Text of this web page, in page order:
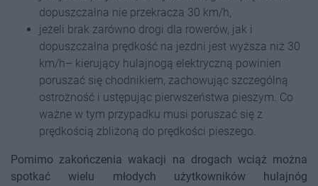
dopuszczalna nie przekracza 30 km/h,
jeżeli brak zarówno drogi dla rowerów, jak i
dopuszczalna prędkość na jezdni jest wyższa niż 30
km/h– kierujący hulajnogą elektryczną powinien
poruszać się chodnikiem, zachowując szczególną
ostrożność i ustępując pierwszeństwa pieszym. Co
ważne w tym przypadku musi poruszać się z
prędkością zbliżoną do prędkości pieszego.
Pomimo zakończenia wakacji na drogach wciąż można
spotkać wielu młodych użytkowników hulajnóg